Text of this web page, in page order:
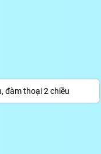
đàm thoại 2 chiều